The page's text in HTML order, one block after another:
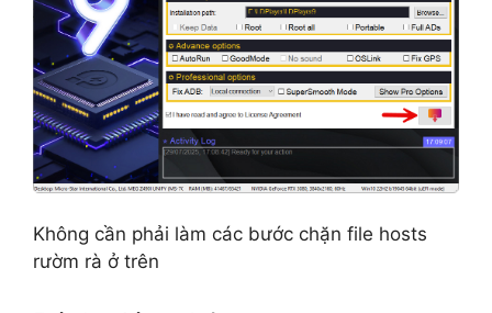
Không cần phải làm các bước chặn file hosts
rườm rà ở trên